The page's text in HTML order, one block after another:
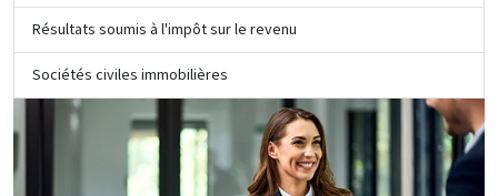
Résultats soumis à l'impôt sur le revenu
Sociétés civiles immobilières